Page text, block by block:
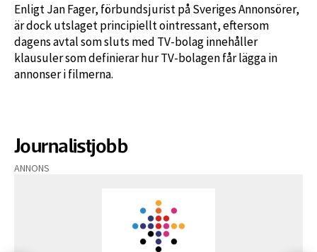
Enligt Jan Fager, förbundsjurist på Sveriges Annonsörer,
är dock utslaget principiellt ointressant, eftersom
dagens avtal som sluts med TV-bolag innehåller
klausuler som definierar hur TV-bolagen får lägga in
annonser i filmerna.
Journalistjobb
ANNONS